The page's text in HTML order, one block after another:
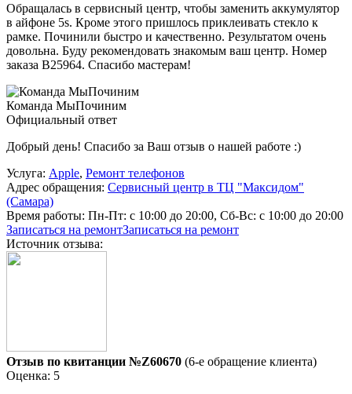
Обращалась в сервисный центр, чтобы заменить аккумулятор
в айфоне 5s. Кроме этого пришлось приклеивать стекло к
рамке. Починили быстро и качественно. Результатом очень
довольна. Буду рекомендовать знакомым ваш центр. Номер
заказа В25964. Спасибо мастерам!
Команда МыПочиним
Официальный ответ
Добрый день! Спасибо за Ваш отзыв о нашей работе :)
Услуга: Apple, Ремонт телефонов
Адрес обращения: Сервисный центр в ТЦ "Максидом"
(Самара)
Время работы: Пн-Пт: с 10:00 до 20:00, Сб-Вс: с 10:00 до 20:00
Записаться на ремонтЗаписаться на ремонт
Источник отзыва:
Отзыв по квитанции №Z60670 (6-е обращение клиента)
Оценка: 5